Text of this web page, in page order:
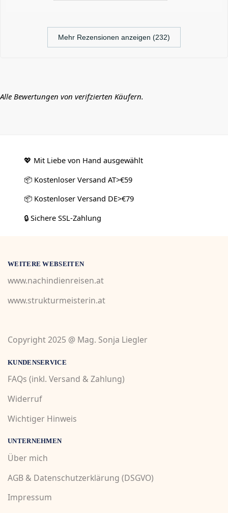
Mehr Rezensionen anzeigen (232)
Alle Bewertungen von verifzierten Käufern.
💖 Mit Liebe von Hand ausgewählt
📦 Kostenloser Versand AT>€59
📦 Kostenloser Versand DE>€79
🔒 Sichere SSL-Zahlung
WEITERE WEBSEITEN
www.nachindienreisen.at
www.strukturmeisterin.at
Copyright 2025 @ Mag. Sonja Liegler
KUNDENSERVICE
FAQs (inkl. Versand & Zahlung)
Widerruf
Wichtiger Hinweis
UNTERNEHMEN
Über mich
AGB & Datenschutzerklärung (DSGVO)
Impressum